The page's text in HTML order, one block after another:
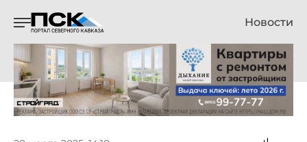
Новости